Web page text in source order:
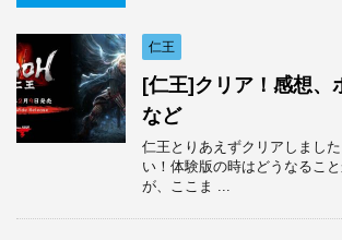
仁王
[仁王]クリア！感想、
など
仁王とりあえずクリアしまし
い！体験版の時はどうなるこ
が、ここま ...